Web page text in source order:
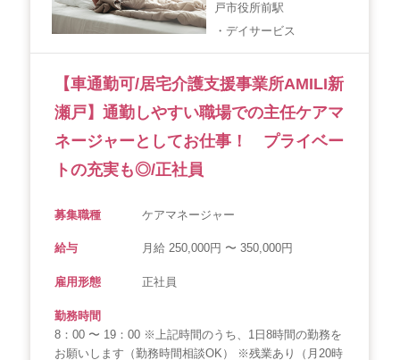
戸市役所前駅
・デイサービス
【車通勤可/居宅介護支援事業所AMILI新
瀬戸】通勤しやすい職場での主任ケアマ
ネージャーとしてお仕事！ プライベー
トの充実も◎/正社員
募集職種 ケアマネージャー
給与 月給 250,000円 〜 350,000円
雇用形態 正社員
勤務時間
8：00 〜 19：00 ※上記時間のうち、1日8時間の勤務を
お願いします（勤務時間相談OK） ※残業あり（月20時